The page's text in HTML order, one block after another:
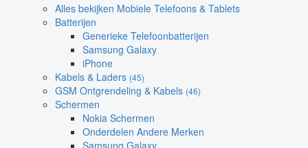
Alles bekijken Mobiele Telefoons & Tablets
Batterijen
Generieke Telefoonbatterijen
Samsung Galaxy
iPhone
Kabels & Laders (45)
GSM Ontgrendeling & Kabels (46)
Schermen
Nokia Schermen
Onderdelen Andere Merken
Samsung Galaxy